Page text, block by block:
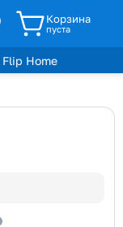
Корзина
пуста
Flip Home